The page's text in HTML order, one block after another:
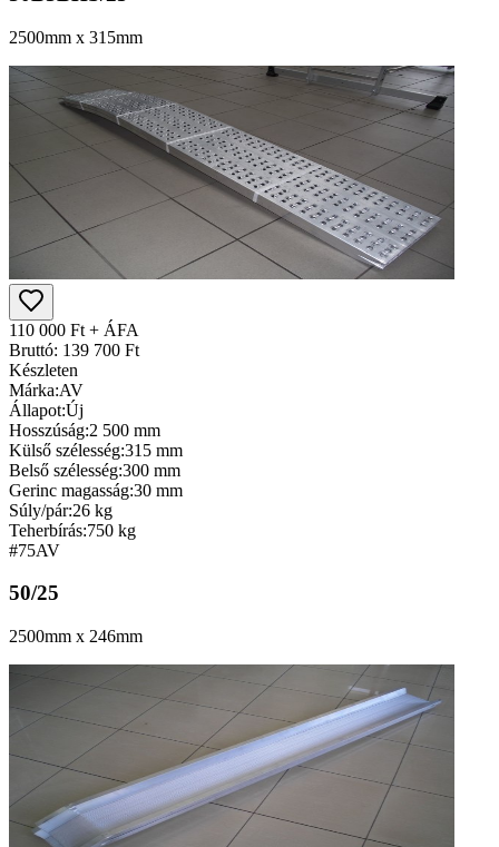
2500mm x 315mm
110 000 Ft + ÁFA
Bruttó: 139 700 Ft
Készleten
Márka:AV
Állapot:Új
Hosszúság:2 500 mm
Külső szélesség:315 mm
Belső szélesség:300 mm
Gerinc magasság:30 mm
Súly/pár:26 kg
Teherbírás:750 kg
#75AV
50/25
2500mm x 246mm